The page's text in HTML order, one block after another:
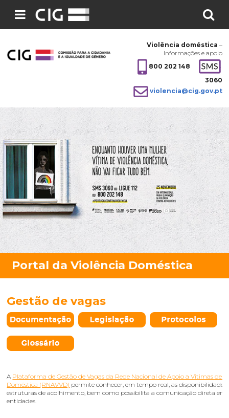
Violência doméstica –
Informações e apoio
800 202 148
3060
violencia@cig.gov.pt
Gestão de vagas
A Plataforma de Gestão de Vagas da Rede Nacional de Apoio a Vitimas de
Doméstica (RNAVVD) permite conhecer, em tempo real, as disponibilidades
estruturas de acolhimento, bem como possibilita a comunicação direta
entidades.
Pesquisar